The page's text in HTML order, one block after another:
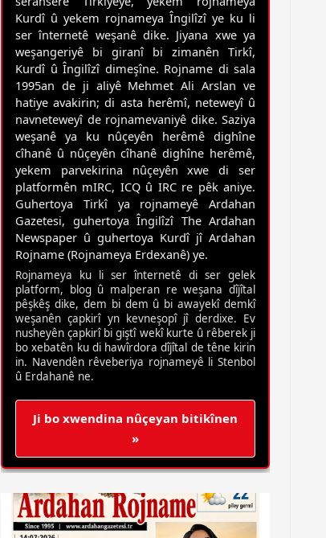
Kurdî û yekem rojnameya Îngilîzî ye ku li
ser înternetê weşanê dike. Jiyana xwe ya
weşangeriyê bi giranî bi zimanên Tirkî,
Kurdî û Îngilîzî dimeşîne. Rojname di sala
1995an de ji aliyê Mehmet Ali Arslan ve
hatiye avakirin; di asta herêmî, neteweyî û
navneteweyî de rojnamevaniyê dike. Saziya
weşanê ya ku nûçeyên herêmê dighîne
cîhanê û nûçeyên cîhanê dighîne herêmê,
yekem parvekirina nûçeyên xwe di ser
platformên mIRC, ICQ û IRC re pêk aniye.
Guhertoya Tirkî ya rojnameyê Ardahan
Gazetesi, guhertoya Îngilîzî The Ardahan
Newspaper û guhertoya Kurdî jî Ardahan
Rojname (Rojnameya Erdexanê) ye.
Rojnameya ku li ser înternetê di ser gelek
platform, blog û malperan re weşana dîjîtal
pêşkêş dike, dem bi dem û bi awayekî demkî
weşanên çapkirî yn kevneşopî jî derdixe. Ev
nusheyên çapkirî bi giştî wekî kurte û rêberek ji
bo xebatên ku di hawîrdora dîjîtal de têne kirin
in. Navendên rêveberiya rojnameyê li Stenbol
û Erdahanê ne.
Ji bo xwendina nûçeyan bitikînen
»